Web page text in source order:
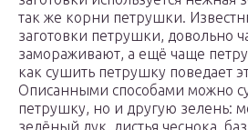
так же корни петрушки.
заготовки петрушки, довольно
замораживают, а ещё чаще
как сушить петрушку поведает
Описанными способами можно
петрушку, но и другую зелень:
зелёный лук, листья чеснока,